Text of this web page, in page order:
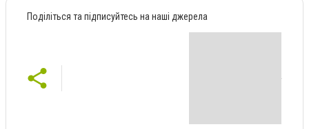
Поділіться та підписуйтесь на наші джерела